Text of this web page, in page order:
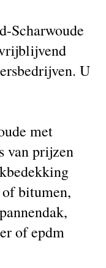
Scharwoude
U
met
van prijzen
bitumen,
of epdm